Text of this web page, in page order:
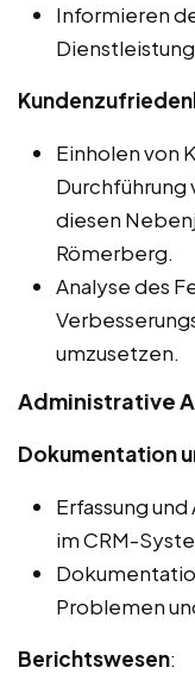
Informieren
Einholen von
diesen
Römerberg.
Analyse des
umzusetzen.
Administrative
Dokumentation
Erfassung
im CRM-
Problemen
Berichtswesen: